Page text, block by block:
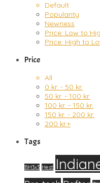
Default
Popularity
Newness
Price: Low to
Price: High to
Price
All
0 kr. - 50 kr.
50 kr. - 100 kr.
100 kr. - 150 kr.
150 kr. - 200 kr.
200 kr.+
Tags
BH3x3 Hest